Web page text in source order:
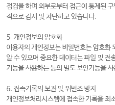
점검을 하며 외부로부터 접근이 통제된
적으로 감시 및 차단하고 있습니다.
5. 개인정보의 암호화
이용자의 개인정보는 비밀번호는 암호화
알 수 있으며 중요한 데이터는 파일 및 전
기능을 사용하는 등의 별도 보안기능을
6. 접속기록의 보관 및 위변조 방지
개인정보처리시스템에 접속한 기록을 최